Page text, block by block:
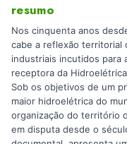
resumo
Nos cinquenta anos
cabe a reflexão territorial
industriais incutidos para
receptora da
Sob os objetivos de um
maior hidroelétrica do
organização do território
em disputa desde o